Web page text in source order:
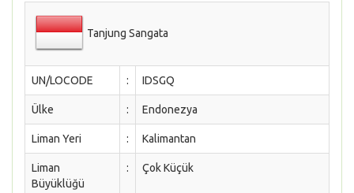
Tanjung Sangata
UN/LOCODE : IDSGQ
Ülke : Endonezya
Liman Yeri : Kalimantan
Liman
Büyüklüğü
: Çok Küçük